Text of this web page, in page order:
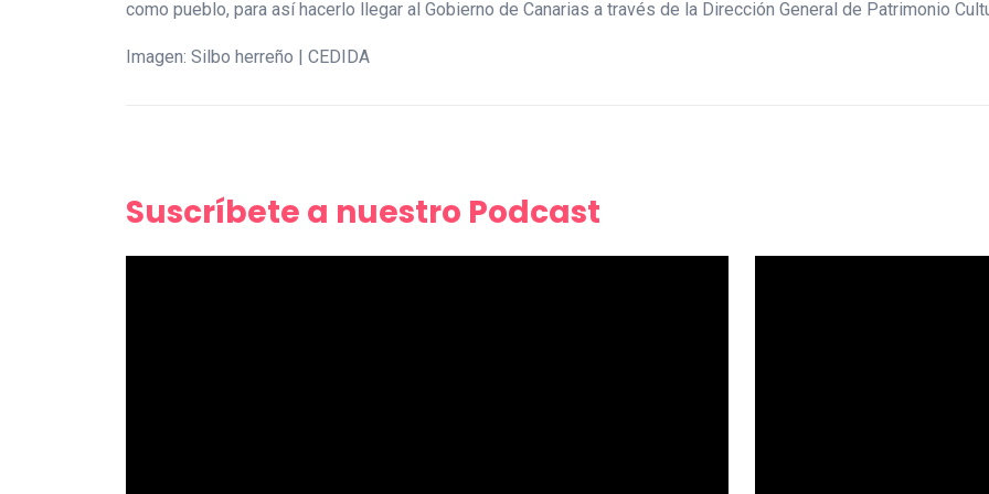
como pueblo, para así hacerlo llegar al Gobierno de Canarias a través de la Dirección General de Patrimonio
Imagen: Silbo herreño | CEDIDA
Suscríbete a nuestro Podcast